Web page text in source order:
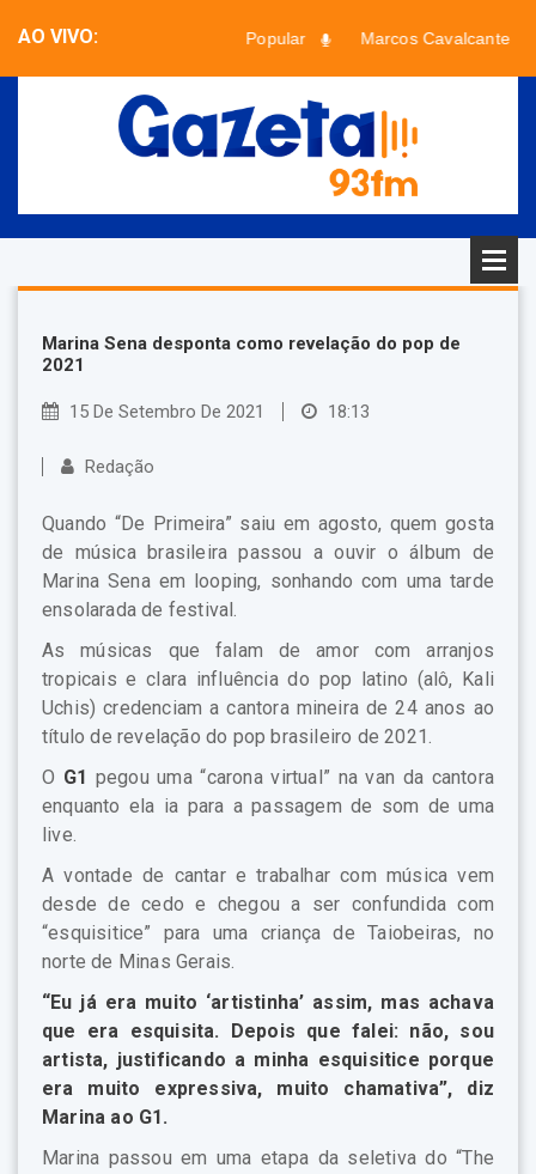
AO VIVO: Paradão Popular
Marcos Cavalcante
Marina Sena desponta como revelação do pop de
2021
15 De Setembro De 2021 18:13
Redação
Quando “De Primeira” saiu em agosto, quem gosta
de música brasileira passou a ouvir o álbum de
Marina Sena em looping, sonhando com uma tarde
ensolarada de festival.
As músicas que falam de amor com arranjos
tropicais e clara influência do pop latino (alô, Kali
Uchis) credenciam a cantora mineira de 24 anos ao
título de revelação do pop brasileiro de 2021.
O G1 pegou uma “carona virtual” na van da cantora
enquanto ela ia para a passagem de som de uma
live.
A vontade de cantar e trabalhar com música vem
desde de cedo e chegou a ser confundida com
“esquisitice” para uma criança de Taiobeiras, no
norte de Minas Gerais.
“Eu já era muito ‘artistinha’ assim, mas achava
que era esquisita. Depois que falei: não, sou
artista, justificando a minha esquisitice porque
era muito expressiva, muito chamativa”, diz
Marina ao G1.
Marina passou em uma etapa da seletiva do “The